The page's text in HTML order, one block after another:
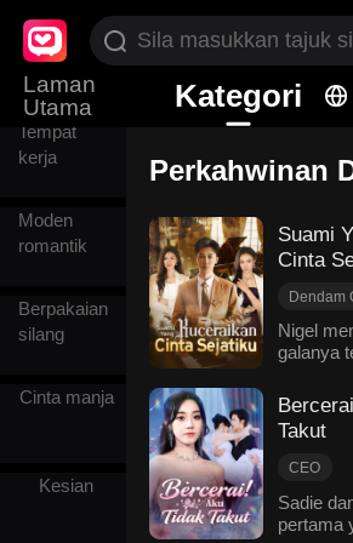
Laman
Utama
Kategori
Mengejar
suami
Tempat
kerja
Moden
romantik
Berpakaian
silang
Cinta manja
Kesian
Perkahwinan
Suami
Cinta
Dendam
Moden
Nigel
galanya
liar dan
bahkan
mereka
hingga
Takut
CEO
Watak
Sadie
pertama